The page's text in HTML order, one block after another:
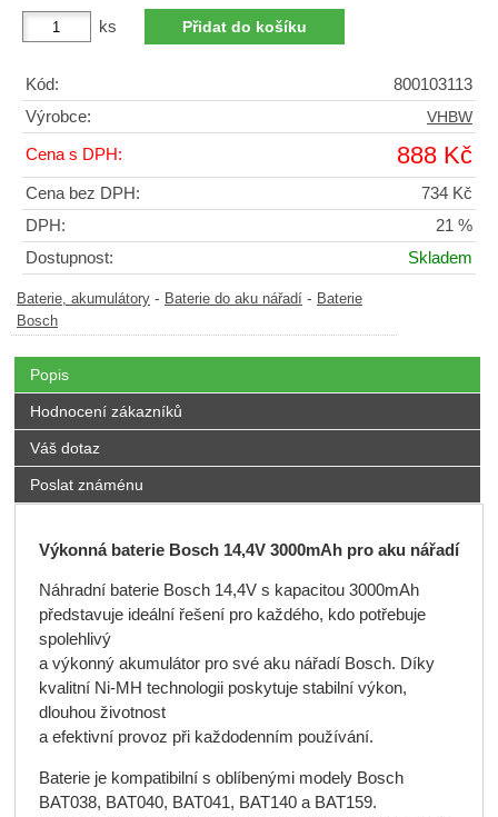
ks
Kód:
800103113
Výrobce:
VHBW
Cena s DPH: 888 Kč
Cena bez DPH:
734 Kč
DPH:
21 %
Dostupnost:
Skladem
Baterie, akumulátory - Baterie do aku nářadí - Baterie
Bosch
Popis
Hodnocení zákazníků
Váš dotaz
Poslat známénu
Výkonná baterie Bosch 14,4V 3000mAh pro aku nářadí
Náhradní baterie Bosch 14,4V s kapacitou 3000mAh
představuje ideální řešení pro každého, kdo potřebuje
spolehlivý
a výkonný akumulátor pro své aku nářadí Bosch. Díky
kvalitní Ni-MH technologii poskytuje stabilní výkon,
dlouhou životnost
a efektivní provoz při každodenním používání.
Baterie je kompatibilní s oblíbenými modely Bosch
BAT038, BAT040, BAT041, BAT140 a BAT159.